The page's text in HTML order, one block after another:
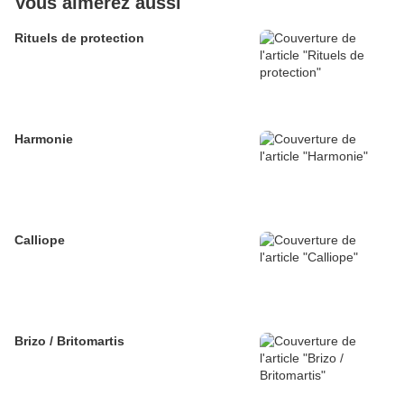
Rituels de protection
Harmonie
Calliope
Brizo / Britomartis